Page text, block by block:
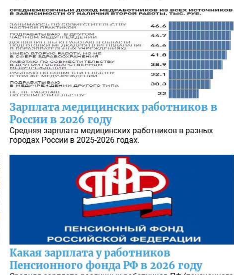
Зарплата медицинских работников в
России в 2026 году
Средняя зарплата медицинских работников в разных
городах России в 2025-2026 годах.
Какая зарплата у работников
Пенсионного фонда РФ в 2026 году